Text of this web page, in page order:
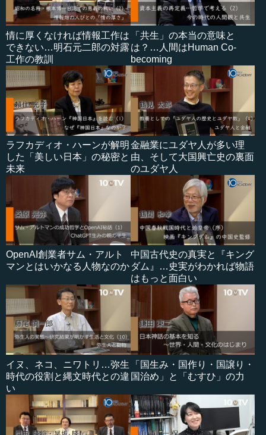
情に厚くなければ情報工作は
できない…明石元二郎の対露
工作の教訓
「共生」の本当の意味と
は？…人間はHuman Co-
becoming
ラフカディオ・ハーンが解明
した「美しい日本」の秘密と
未来
金融業にユダヤ人が多い理
由、そして大国興亡史の裏面
のユダヤ人
OpenAI創業者サム・アルト
マンとはいかなる人物なのか
中国古代史の真実と『キング
ダム』…史実がわかれば物語
はもっと面白い
イヌ、ネコ、ニワトリ…弥生
時代の役割と縄文時代との違
い
「国生み・国作り・国譲り・
国治め」と「むすひ」の力